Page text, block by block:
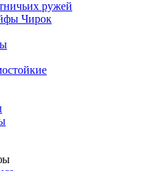
ружей
Чирок